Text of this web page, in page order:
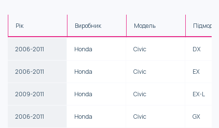
Рік Виробник Модель
2006-2011 Honda Civic DX
2006-2011 Honda Civic EX
2009-2011 Honda Civic EX-L
2006-2011 Honda Civic GX